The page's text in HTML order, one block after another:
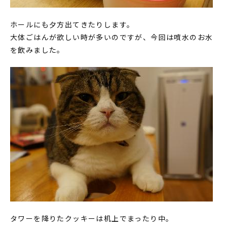
ホールにも夕方出てきたりします。
大体ごはんが欲しい時が多いのですが、今回は噴水のお水
を飲みました。
タワーを降りたクッキーは机上でまったり中。